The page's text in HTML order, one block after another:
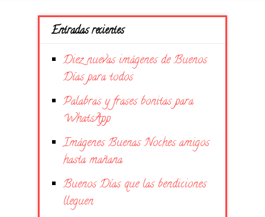
Entradas recientes
Diez nuevas imágenes de Buenos
Días para todos
Palabras y frases bonitas para
WhatsApp
Imágenes Buenas Noches amigos
hasta mañana
Buenos Días que las bendiciones
lleguen